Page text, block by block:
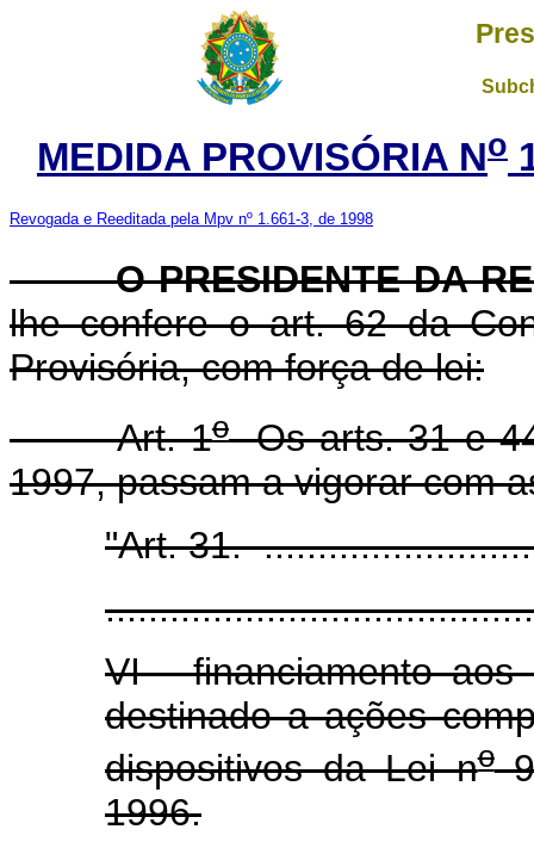
MEDIDA PROVISÓRIA No
Revogada e Reeditada pela Mpv nº 1.661-3, de 1998
O PRESIDENTE DA
lhe confere o art. 62 da
Provisória, com força de lei:
Art. 1oOs arts. 31 e
1997, passam a vigorar com
"Art. 31.
VI - financiamento
destinado a ações
dispositivos da Lei no
1996.